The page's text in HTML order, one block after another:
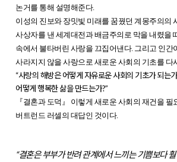
논거를 통해 설명해준다.
이성의 진보와 장밋빛 미래를 꿈꿨던 계몽주의의
사상자를 낸 세계대전과 배금주의로 막을 내렸을
속에서 불타버린 사랑을 끄집어낸다. 그리고 인간
사라지지 않을 사랑으로 새로운 사회의 기초를 다
“사랑의 해방은 어떻게 자유로운 사회의 기초가 되는
어떻게 행복한 삶을 만드는가?”
『결혼과 도덕』 이렇게 새로운 사회의 재건을
버트런드 러셀의 대답인 것이다.
“결혼은 부부가 반려 관계에서 느끼는 기쁨보다